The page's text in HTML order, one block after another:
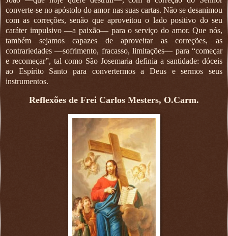
converte-se no apóstolo do amor nas suas cartas. Não se desanimou
com as correções, senão que aproveitou o lado positivo do seu
caráter impulsivo —a paixão— para o serviço do amor. Que nós,
também sejamos capazes de aproveitar as correções, as
contrariedades —sofrimento, fracasso, limitações— para “começar
e recomeçar”, tal como São Josemaria definia a santidade: dóceis
ao Espírito Santo para convertermos a Deus e sermos seus
instrumentos.
Reflexões de Frei Carlos Mesters, O.Carm.